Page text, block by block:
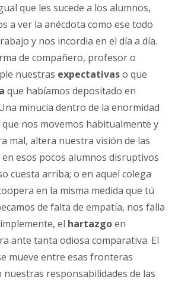
que les sucede a los alumnos,
a ver la anécdota como ese todo
y nos incordia en el día a día.
de compañero, profesor o
nuestras expectativaso que
que habíamos depositado en
minucia dentro de la enormidad
nos movemos habitualmente y
mal, altera nuestra visión de las
esos pocos alumnos disruptivos
cuesta arriba; o en aquel colega
en la misma medida que tú
de falta de empatía, nos falla
el hartazgoen
ante tanta odiosa comparativa. El
mueve entre esas fronteras
responsabilidades de las